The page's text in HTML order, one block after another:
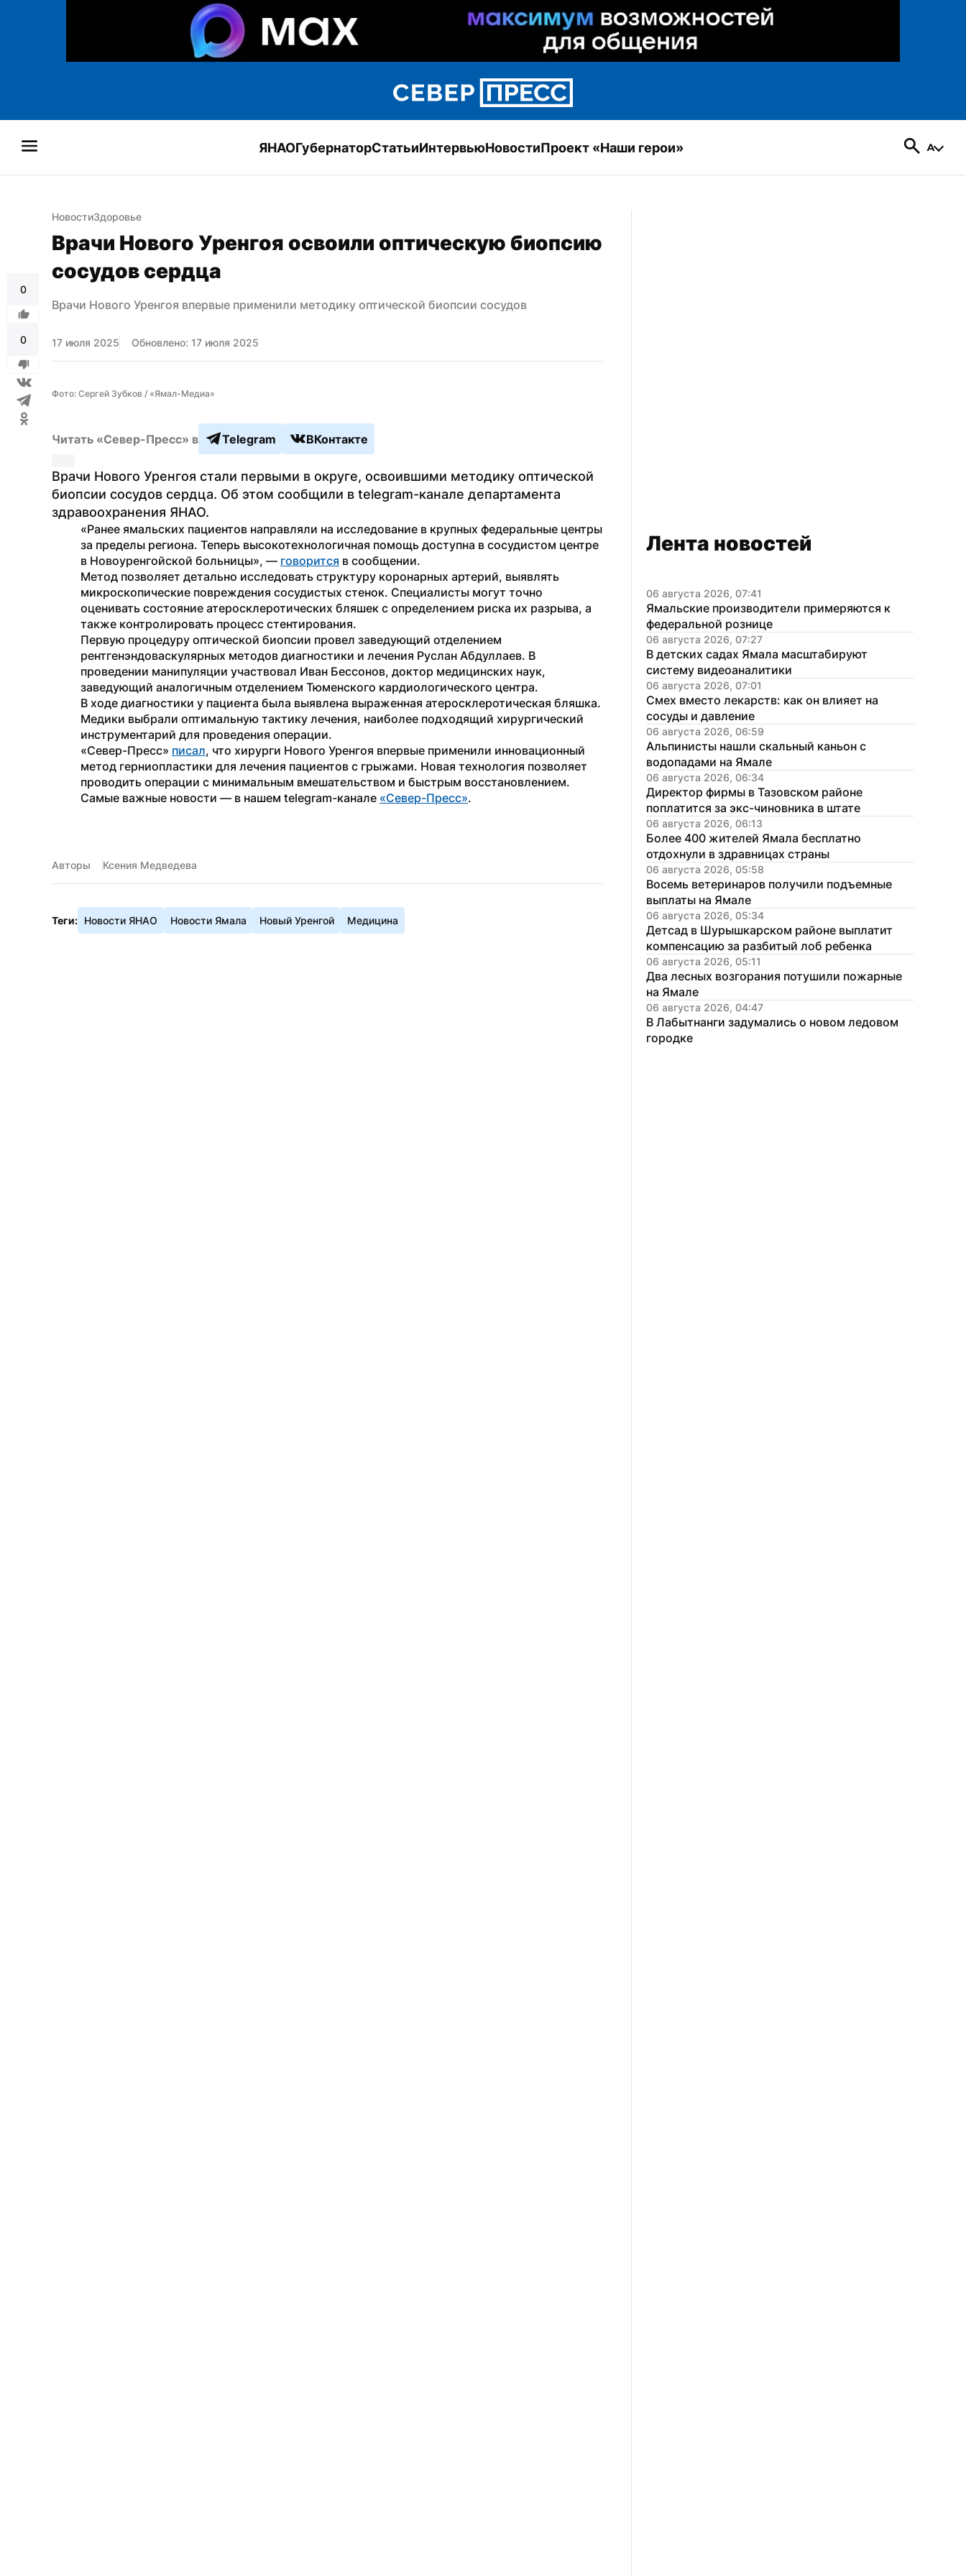
ЯНАОГубернаторСтатьиИнтервьюНовостиПроект «Наши герои»
0
0
НовостиЗдоровье
Врачи Нового Уренгоя освоили оптическую биопсию
сосудов сердца
Врачи Нового Уренгоя впервые применили методику оптической биопсии сосудов
17 июля 2025 Обновлено: 17 июля 2025
Фото: Сергей Зубков / «Ямал-Медиа»
Читать «Север-Пресс» в Telegram ВКонтакте
Врачи Нового Уренгоя стали первыми в округе, освоившими методику оптической
биопсии сосудов сердца. Об этом сообщили в telegram-канале департамента
здравоохранения ЯНАО.
«Ранее ямальских пациентов направляли на исследование в крупных федеральные центры
за пределы региона. Теперь высокотехнологичная помощь доступна в сосудистом центре
в Новоуренгойской больницы», — говорится в сообщении.
Метод позволяет детально исследовать структуру коронарных артерий, выявлять
микроскопические повреждения сосудистых стенок. Специалисты могут точно
оценивать состояние атеросклеротических бляшек с определением риска их разрыва, а
также контролировать процесс стентирования.
Первую процедуру оптической биопсии провел заведующий отделением
рентгенэндоваскулярных методов диагностики и лечения Руслан Абдуллаев. В
проведении манипуляции участвовал Иван Бессонов, доктор медицинских наук,
заведующий аналогичным отделением Тюменского кардиологического центра.
В ходе диагностики у пациента была выявлена выраженная атеросклеротическая бляшка.
Медики выбрали оптимальную тактику лечения, наиболее подходящий хирургический
инструментарий для проведения операции.
«Север-Пресс» писал, что хирурги Нового Уренгоя впервые применили инновационный
метод герниопластики для лечения пациентов с грыжами. Новая технология позволяет
проводить операции с минимальным вмешательством и быстрым восстановлением.
Самые важные новости — в нашем telegram-канале «Север-Пресс».
Авторы Ксения Медведева
Теги: Новости ЯНАО Новости Ямала Новый Уренгой Медицина
Лента новостей
06 августа 2026, 07:41
Ямальские производители примеряются к
федеральной рознице
06 августа 2026, 07:27
В детских садах Ямала масштабируют
систему видеоаналитики
06 августа 2026, 07:01
Смех вместо лекарств: как он влияет на
сосуды и давление
06 августа 2026, 06:59
Альпинисты нашли скальный каньон с
водопадами на Ямале
06 августа 2026, 06:34
Директор фирмы в Тазовском районе
поплатится за экс-чиновника в штате
06 августа 2026, 06:13
Более 400 жителей Ямала бесплатно
отдохнули в здравницах страны
06 августа 2026, 05:58
Восемь ветеринаров получили подъемные
выплаты на Ямале
06 августа 2026, 05:34
Детсад в Шурышкарском районе выплатит
компенсацию за разбитый лоб ребенка
06 августа 2026, 05:11
Два лесных возгорания потушили пожарные
на Ямале
06 августа 2026, 04:47
В Лабытнанги задумались о новом ледовом
городке